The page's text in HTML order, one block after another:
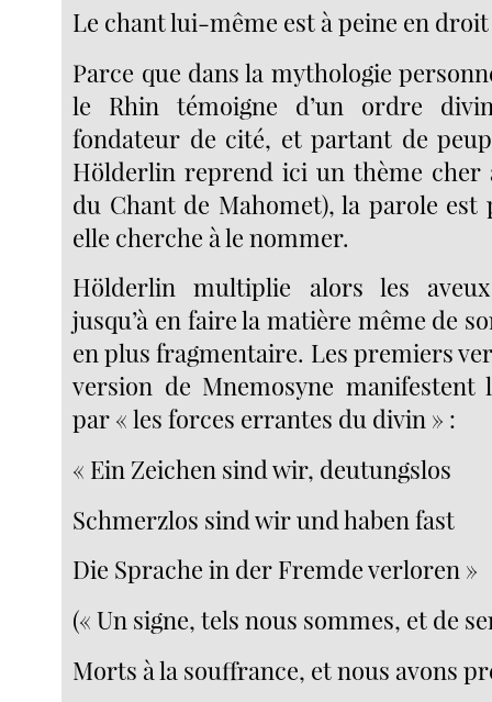
Le chant lui-même est à peine en
Parce que dans la mythologie
le Rhin témoigne d’un ordre
fondateur de cité, et partant de
Hölderlin reprend ici un thème cher
du Chant de Mahomet), la parole est
elle cherche à le nommer.
Hölderlin multiplie alors les aveux
jusqu’à en faire la matière même de
en plus fragmentaire. Les premiers
version de Mnemosyne manifestent
par « les forces errantes du divin » :
« Ein Zeichen sind wir, deutungslos
Schmerzlos sind wir und haben fast
Die Sprache in der Fremde verloren »
(« Un signe, tels nous sommes, et de
Morts à la souffrance, et nous avons